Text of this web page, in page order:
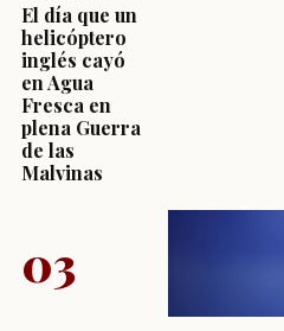
El día que un
helicóptero
inglés cayó
en Agua
Fresca en
plena Guerra
de las
Malvinas
03